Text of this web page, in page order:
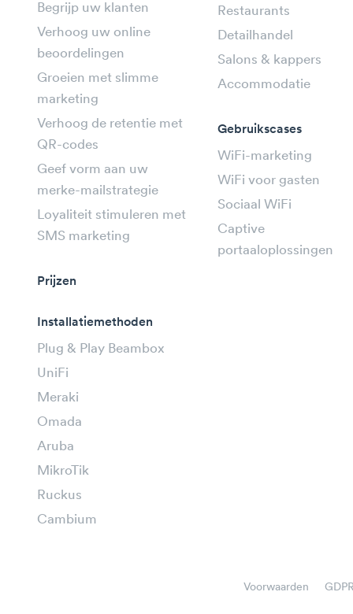
Begrijp uw klanten
Verhoog uw online
beoordelingen
Groeien met slimme
marketing
Verhoog de retentie met
QR-codes
Geef vorm aan uw
merke-mailstrategie
Loyaliteit stimuleren met
SMS marketing
Prijzen
Installatiemethoden
Plug & Play Beambox
UniFi
Meraki
Omada
Aruba
MikroTik
Ruckus
Cambium
Restaurants
Detailhandel
Salons & kappers
Accommodatie
Gebruikscases
WiFi-marketing
WiFi voor gasten
Sociaal WiFi
Captive
portaaloplossingen
Voorwaarden